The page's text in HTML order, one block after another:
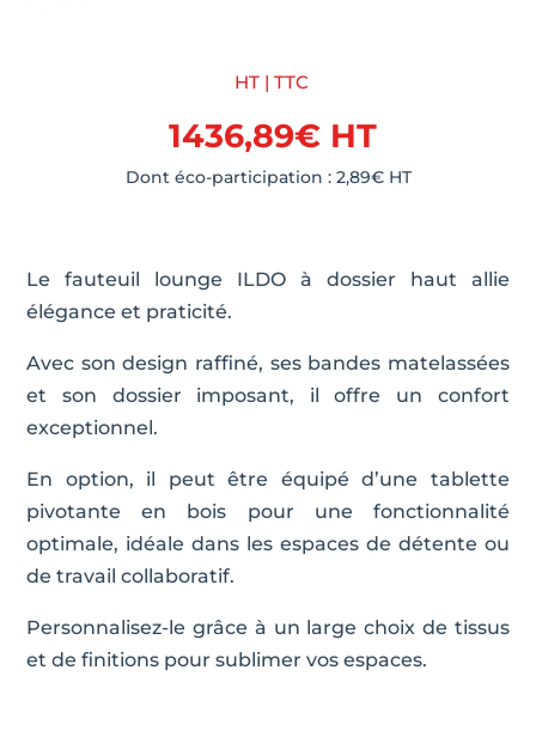
HT | TTC
1436,89€ HT
Dont éco-participation : 2,89€HT
Le fauteuil lounge ILDO à dossier haut allie
élégance et praticité.
Avec son design raffiné, ses bandes matelassées
et son dossier imposant, il offre un confort
exceptionnel.
En option, il peut être équipé d’une tablette
pivotante en bois pour une fonctionnalité
optimale, idéale dans les espaces de détente ou
de travail collaboratif.
Personnalisez-le grâce à un large choix de tissus
et de finitions pour sublimer vos espaces.